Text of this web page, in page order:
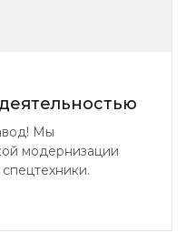
Мы
модернизации